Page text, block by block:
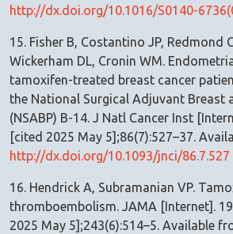
http://dx.doi.org/10.1016/S0140-
15. Fisher B, Costantino JP, Redmond
Wickerham DL, Cronin WM.
tamoxifen-treated breast cancer
the National Surgical Adjuvant Breast
(NSABP) B-14. J Natl Cancer Inst
[cited 2025 May 5];86(7):527–37.
http://dx.doi.org/10.1093/jnci/86.7.527
16. Hendrick A, Subramanian VP.
thromboembolism. JAMA [Internet].
2025 May 5];243(6):514–5. Available